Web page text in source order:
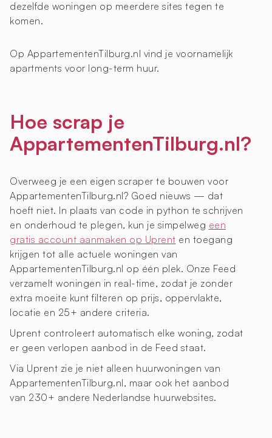
dezelfde woningen op meerdere sites tegen te
komen.
Op AppartementenTilburg.nl vind je voornamelijk
apartments voor long-term huur.
Hoe scrap je
AppartementenTilburg.nl?
Overweeg je een eigen scraper te bouwen voor
AppartementenTilburg.nl? Goed nieuws — dat
hoeft niet. In plaats van code in python te schrijven
en onderhoud te plegen, kun je simpelweg een
gratis account aanmaken op Uprent en toegang
krijgen tot alle actuele woningen van
AppartementenTilburg.nl op één plek. Onze Feed
verzamelt woningen in real-time, zodat je zonder
extra moeite kunt filteren op prijs, oppervlakte,
locatie en 25+ andere criteria.
Uprent controleert automatisch elke woning, zodat
er geen verlopen aanbod in de Feed staat.
Via Uprent zie je niet alleen huurwoningen van
AppartementenTilburg.nl, maar ook het aanbod
van 230+ andere Nederlandse huurwebsites.